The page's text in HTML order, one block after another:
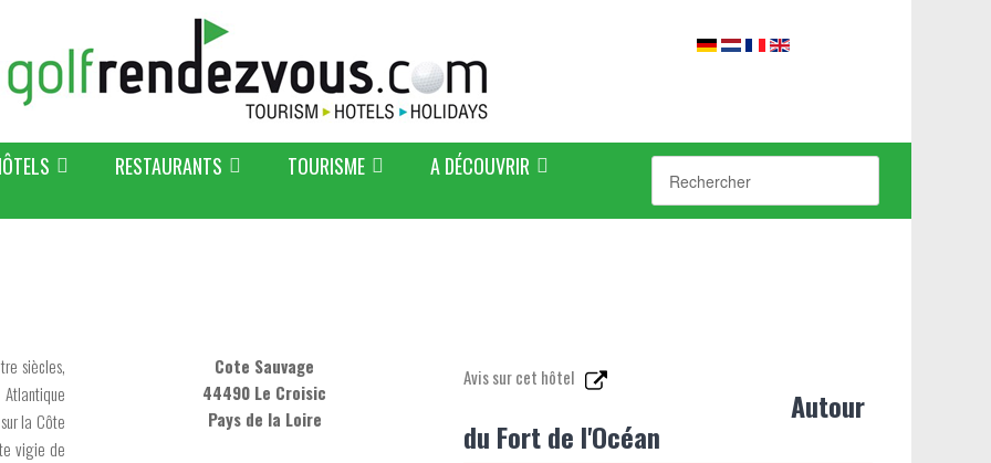
RESTAURANTS TOURISME A DÉCOUVRIR
siècles,
la Côte
vigie de
Cote Sauvage
44490 Le Croisic
Pays de la Loire
Avis sur cet hôtel
Autour
du Fort de l'Océan